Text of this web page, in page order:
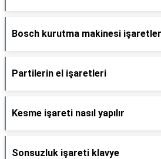
Bosch kurutma makinesi
Partilerin el işaretleri
Kesme işareti nasıl yapılır
Sonsuzluk işareti klavye